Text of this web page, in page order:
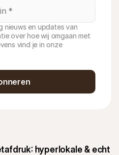
hyperlokale & echt
nieuws en updates van
over hoe wij omgaan met
vind je in onze